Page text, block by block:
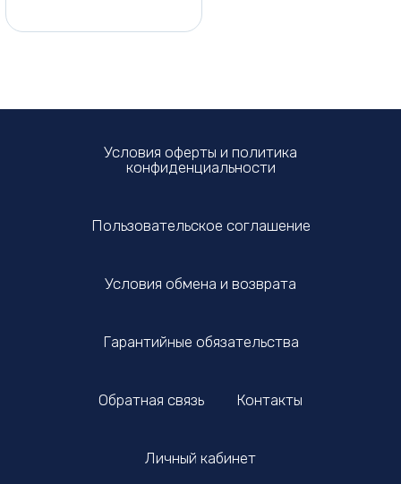
Условия оферты и политика
конфиденциальности
Пользовательское соглашение
Условия обмена и возврата
Гарантийные обязательства
Обратная связь Контакты
Личный кабинет